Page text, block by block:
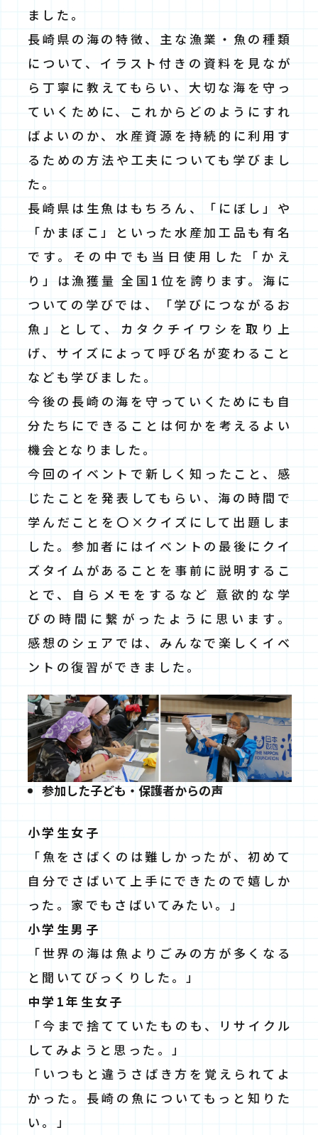
ました。
長崎県の海の特徴、主な漁業・魚の種類
について、イラスト付きの資料を見なが
ら丁寧に教えてもらい、大切な海を守っ
ていくために、これからどのようにすれ
ばよいのか、水産資源を持続的に利用す
るための方法や工夫についても学びまし
た。
長崎県は生魚はもちろん、「にぼし」や
「かまぼこ」といった水産加工品も有名
です。その中でも当日使用した「かえ
り」は漁獲量 全国1位を誇ります。海に
ついての学びでは、「学びにつながるお
魚」として、カタクチイワシを取り上
げ、サイズによって呼び名が変わること
なども学びました。
今後の長崎の海を守っていくためにも自
分たちにできることは何かを考えるよい
機会となりました。
今回のイベントで新しく知ったこと、感
じたことを発表してもらい、海の時間で
学んだことを〇×クイズにして出題しま
した。参加者にはイベントの最後にクイ
ズタイムがあることを事前に説明するこ
とで、自らメモをするなど 意欲的な学
びの時間に繋がったように思います。
感想のシェアでは、みんなで楽しくイベ
ントの復習ができました。
参加した子ども・保護者からの声
⼩学⽣⼥⼦
「魚をさばくのは難しかったが、初めて
自分でさばいて上手にできたので嬉しか
った。家でもさばいてみたい。」
⼩学⽣男⼦
「世界の海は魚よりごみの方が多くなる
と聞いてびっくりした。」
中学1年⽣⼥⼦
「今まで捨てていたものも、リサイクル
してみようと思った。」
「いつもと違うさばき方を覚えられてよ
かった。長崎の魚についてもっと知りた
い。」